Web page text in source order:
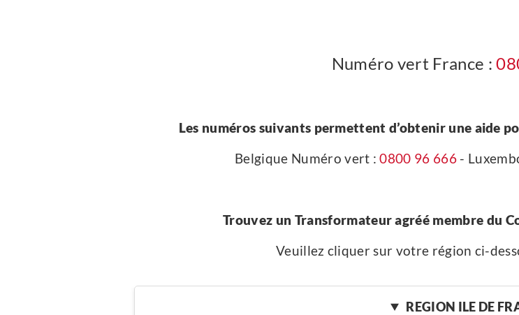
Numéro vert France :
Les numéros suivants permettent d’obtenir une aide
Belgique Numéro vert :0800 96 666 -
Trouvez un Transformateur agréé membre du
Veuillez cliquer sur votre région ci-
REGION ILE DE